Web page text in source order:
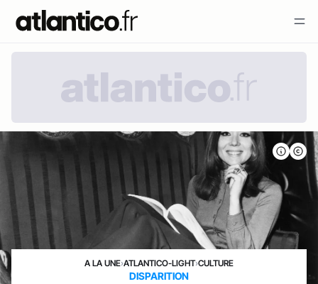
A LA UNE›ATLANTICO-LIGHT›CULTURE
DISPARITION